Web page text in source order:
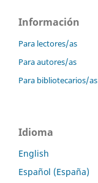
Información
Para lectores/as
Para autores/as
Para bibliotecarios/as
Idioma
English
Español (España)